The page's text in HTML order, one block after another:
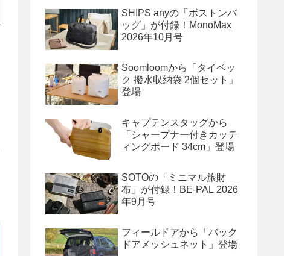
SHIPS anyの「ボストンバ
ッグ」が付録！MonoMax
2026年10月号
Soomloomから「タイベッ
ク 撥水収納袋 2個セット」
登場
キャプテンスタッグから
「シャープナー付きカッテ
ィングボード 34cm」登場
SOTOの「ミニマル旅財
布」が付録！BE-PAL 2026
年9月号
フィールドアから「バック
ドアメッシュネット」登場